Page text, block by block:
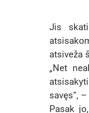
Jis
atsiveža
„Net
savęs“,
Pasak